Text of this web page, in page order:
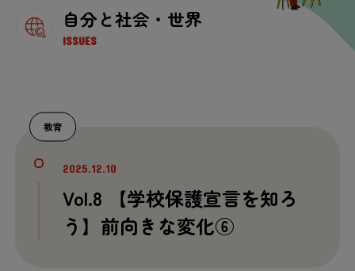
自分と社会・世界
ISSUES
2025.12.10
Vol.8 【学校保護宣言を知ろ
う】前向きな変化⑥
教育